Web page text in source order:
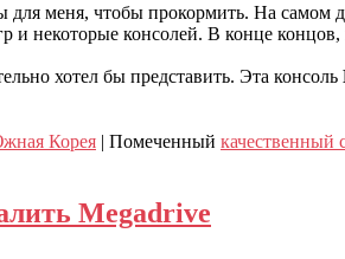
меня, чтобы прокормить. На самом
и некоторые консолей. В конце
хотел бы представить. Эта консоль
Корея | Помеченный качественный
Megadrive